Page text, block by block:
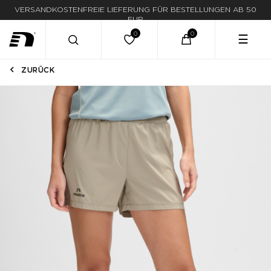
VERSANDKOSTENFREIE LIEFERUNG FÜR BESTELLUNGEN AB 50
EUR
LIEFERUNG IN 1-3 WERKTAGEN
☰
ZURÜCK